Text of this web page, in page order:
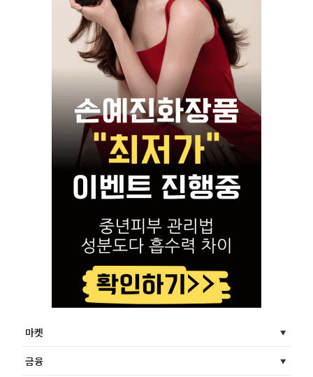
마켓
금융